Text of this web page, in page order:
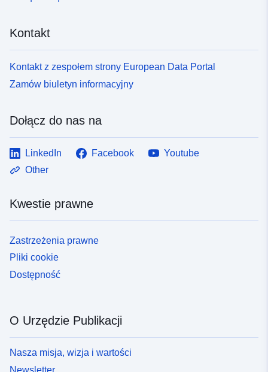
Kontakt
Kontakt z zespołem strony European Data Portal
Zamów biuletyn informacyjny
Dołącz do nas na
LinkedIn Facebook
Youtube
Other
Kwestie prawne
Zastrzeżenia prawne
Pliki cookie
Dostępność
O Urzędzie Publikacji
Nasza misja, wizja i wartości
Newsletter